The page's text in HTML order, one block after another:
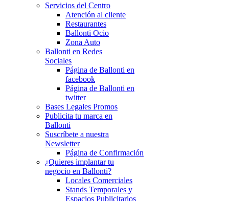
Servicios del Centro
Atención al cliente
Restaurantes
Ballonti Ocio
Zona Auto
Ballonti en Redes
Sociales
Página de Ballonti en
facebook
Página de Ballonti en
twitter
Bases Legales Promos
Publicita tu marca en
Ballonti
Suscríbete a nuestra
Newsletter
Página de Confirmación
¿Quieres implantar tu
negocio en Ballonti?
Locales Comerciales
Stands Temporales y
Espacios Publicitarios